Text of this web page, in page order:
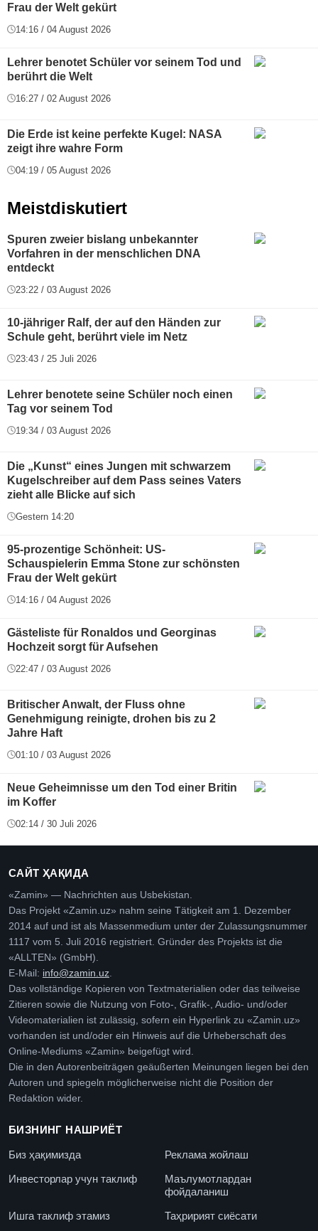
Frau der Welt gekürt
14:16 / 04 August 2026
Lehrer benotet Schüler vor seinem Tod und
berührt die Welt
16:27 / 02 August 2026
Die Erde ist keine perfekte Kugel: NASA
zeigt ihre wahre Form
04:19 / 05 August 2026
Meistdiskutiert
Spuren zweier bislang unbekannter
Vorfahren in der menschlichen DNA
entdeckt
23:22 / 03 August 2026
10-jähriger Ralf, der auf den Händen zur
Schule geht, berührt viele im Netz
23:43 / 25 Juli 2026
Lehrer benotete seine Schüler noch einen
Tag vor seinem Tod
19:34 / 03 August 2026
Die „Kunst“ eines Jungen mit schwarzem
Kugelschreiber auf dem Pass seines Vaters
zieht alle Blicke auf sich
Gestern 14:20
95-prozentige Schönheit: US-
Schauspielerin Emma Stone zur schönsten
Frau der Welt gekürt
14:16 / 04 August 2026
Gästeliste für Ronaldos und Georginas
Hochzeit sorgt für Aufsehen
22:47 / 03 August 2026
Britischer Anwalt, der Fluss ohne
Genehmigung reinigte, drohen bis zu 2
Jahre Haft
01:10 / 03 August 2026
Neue Geheimnisse um den Tod einer Britin
im Koffer
02:14 / 30 Juli 2026
САЙТ ҲАҚИДА
«Zamin» — Nachrichten aus Usbekistan.
Das Projekt «Zamin.uz» nahm seine Tätigkeit am 1. Dezember
2014 auf und ist als Massenmedium unter der Zulassungsnummer
1117 vom 5. Juli 2016 registriert. Gründer des Projekts ist die
«ALLTEN» (GmbH).
E-Mail: info@zamin.uz
Das vollständige Kopieren von Textmaterialien oder das teilweise
Zitieren sowie die Nutzung von Foto-, Grafik-, Audio- und/oder
Videomaterialien ist zulässig, sofern ein Hyperlink zu «Zamin.uz»
vorhanden ist und/oder ein Hinweis auf die Urheberschaft des
Online-Mediums «Zamin» beigefügt wird.
Die in den Autorenbeiträgen geäußerten Meinungen liegen bei den
Autoren und spiegeln möglicherweise nicht die Position der
Redaktion wider.
БИЗНИНГ НАШРИЁТ
Биз ҳақимизда
Реклама жойлаш
Инвесторлар учун таклиф
Маълумотлардан
фойдаланиш
Ишга таклиф этамиз
Таҳририят сиёсати